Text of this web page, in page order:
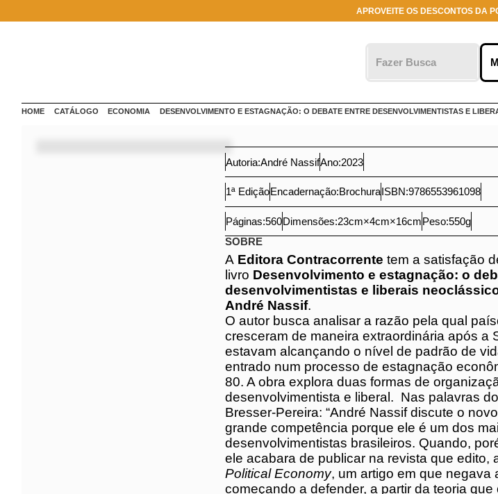
Configure sua experiência ajustando suas preferências. Ao clicar em
APROVEITE OS DESCONTOS DA
HOME CATÁLOGO ECONOMIA DESENVOLVIMENTO E ESTAGNAÇÃO: O DEBATE ENTRE DESENVOLVIMENTISTAS E
Autoria:André NassifAno:2023
1ª EdiçãoEncadernação:BrochuraISBN:
Páginas:560Dimensões:23cm×4cm×16cmPeso:
SOBRE
A Editora Contracorrentetem a
publicação do livroDesenvolvimento e
entre desenvolvimentistas e liberais
ProfessorAndré Nassif
O autor busca analisar a razão pela qual
que cresceram de maneira
Guerra Mundial e estavam alcançando
dos países ricos, terem entrado num
econômica por volta da década de 80.
formas de organização do capitalismo:
liberal. Nas palavras do prefaciador
“André Nassif discute o novo
competência porque ele é um dos
desenvolvimentistas brasileiros.
em 2008, ele acabara de publicar na
Journal of Political Economy , um artigo